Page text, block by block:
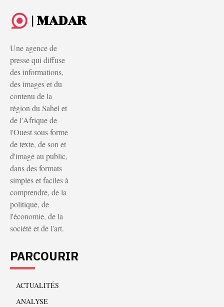
| MADAR
Une agence de
presse qui diffuse
des informations,
des images et du
contenu de la
région du Sahel et
de l'Afrique de
l'Ouest sous forme
de texte, de son et
d'image au public,
dans des formats
simples et faciles à
comprendre, de la
politique, de
l'économie, de la
société et de l'art.
PARCOURIR
ACTUALITÉS
ANALYSE